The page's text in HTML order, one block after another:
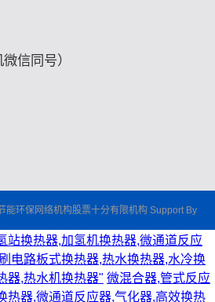
信同号）
环保网络机构股票十分有限机构 Support By
站换热器,加氢机换热器,微通道反应
电路板式换热器,热水换热器,水冷换
器,热水机换热器" 微混合器,管式反应
热器,微通道反应器,气化器,高效换热